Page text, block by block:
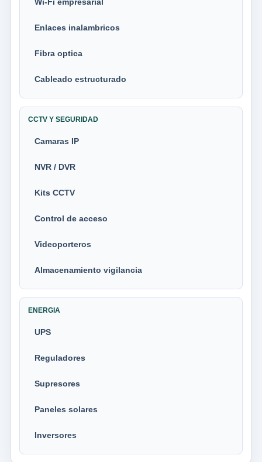
Enlaces inalambricos
Fibra optica
Cableado estructurado
CCTV Y SEGURIDAD
Camaras IP
NVR / DVR
Kits CCTV
Control de acceso
Videoporteros
Almacenamiento vigilancia
ENERGIA
UPS
Reguladores
Supresores
Paneles solares
Inversores